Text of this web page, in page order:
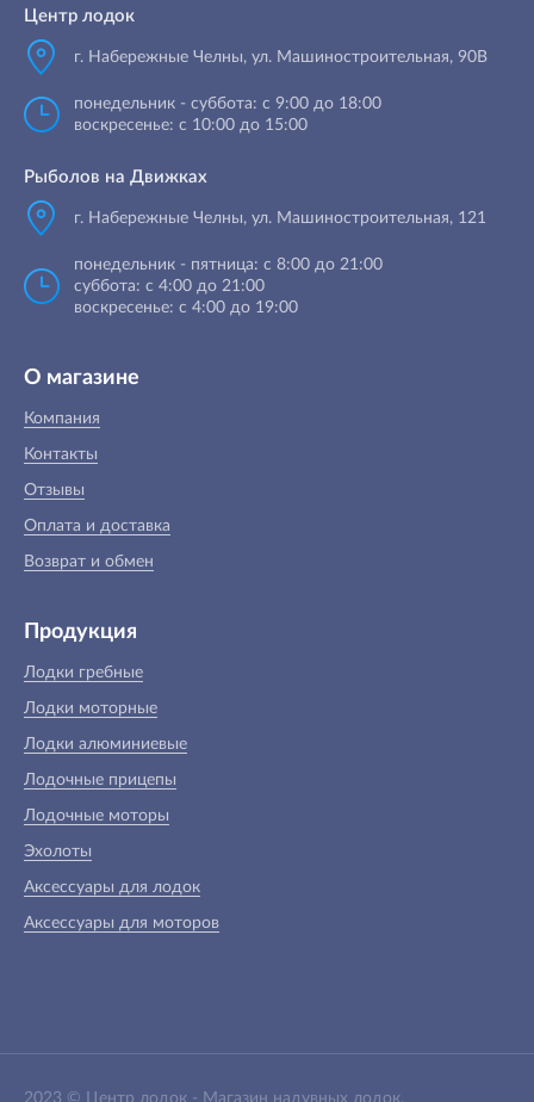
Центр лодок
г. Набережные Челны, ул. Машиностроительная, 90B
понедельник - суббота: с 9:00 до 18:00
воскресенье: с 10:00 до 15:00
Рыболов на Движках
г. Набережные Челны, ул. Машиностроительная, 121
понедельник - пятница: с 8:00 до 21:00
суббота: с 4:00 до 21:00
воскресенье: с 4:00 до 19:00
О магазине
Компания
Контакты
Отзывы
Оплата и доставка
Возврат и обмен
Продукция
Лодки гребные
Лодки моторные
Лодки алюминиевые
Лодочные прицепы
Лодочные моторы
Эхолоты
Аксессуары для лодок
Аксессуары для моторов
2023 © Центр лодок - Магазин надувных лодок,